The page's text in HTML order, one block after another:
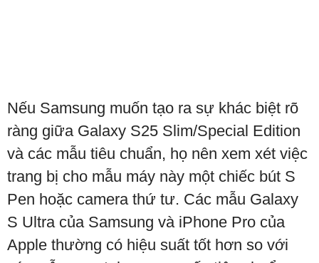
Nếu Samsung muốn tạo ra sự khác biệt rõ
ràng giữa Galaxy S25 Slim/Special Edition
và các mẫu tiêu chuẩn, họ nên xem xét việc
trang bị cho mẫu máy này một chiếc bút S
Pen hoặc camera thứ tư. Các mẫu Galaxy
S Ultra của Samsung và iPhone Pro của
Apple thường có hiệu suất tốt hơn so với